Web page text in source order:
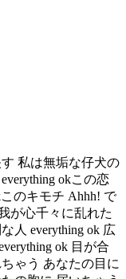
私は無垢な仔犬の
okこの恋
このキモチ Ahhh! で
が心千々に乱れた
人 everything ok 広
ok 目が合
ゃう あなたの目に